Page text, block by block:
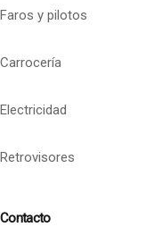
Faros y pilotos
Carrocería
Electricidad
Retrovisores
Contacto